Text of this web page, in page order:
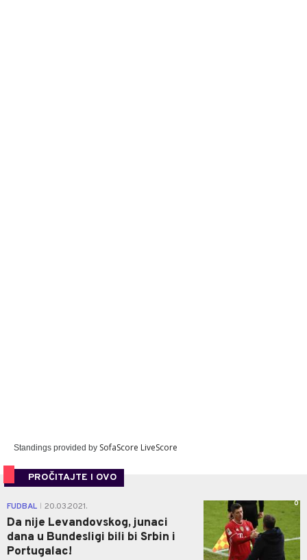
Standings provided by SofaScore LiveScore
PROČITAJTE I OVO
FUDBAL 20.03.2021.
Da nije Levandovskog, junaci
dana u Bundesligi bili bi Srbin i
Portugalac!
0